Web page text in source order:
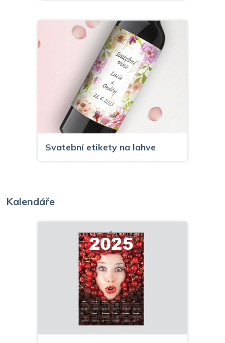
Svatební etikety na lahve
Kalendáře